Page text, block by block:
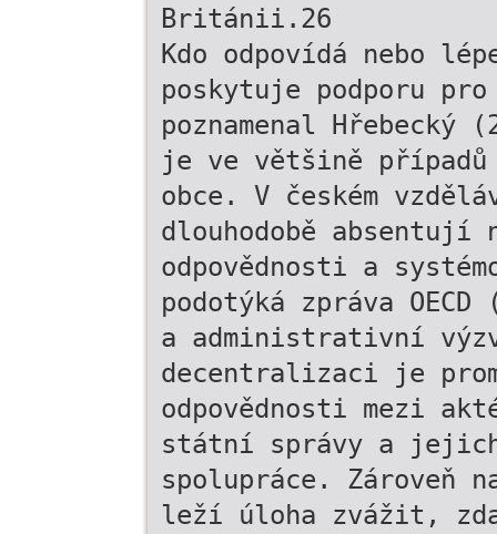
Británii.26
Kdo odpovídá nebo
poskytuje podporu
poznamenal
je ve většině
obce. V českém
dlouhodobě absentují
odpovědnosti a
podotýká zpráva
a administrativní
decentralizaci je
odpovědnosti mezi
státní správy a jejich
spolupráce. Zároveň
leží úloha zvážit,